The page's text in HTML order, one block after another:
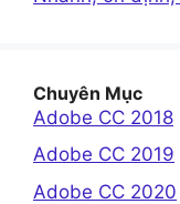
Chuyên Mục
Adobe CC 2018
Adobe CC 2019
Adobe CC 2020